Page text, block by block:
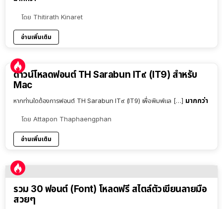
โดย Thitirath Kinaret
อ่านเพิ่มเติม
ดาวน์โหลดฟอนต์ TH Sarabun IT๙ (IT9) สำหรับ
Mac
หากท่านใดต้องการฟอนต์ TH Sarabun IT๙ (IT9) เพื่อพิมพ์แล […] มากกว่า
โดย Attapon Thaphaengphan
อ่านเพิ่มเติม
รวม 30 ฟอนต์ (Font) โหลดฟรี สไตล์ตัวเขียนลายมือ
สวยๆ